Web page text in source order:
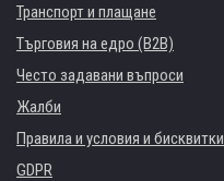
Транспорт и плащане
Търговия на едро (B2B)
Често задавани въпроси
Жалби
Правила и условия и бисквитки
GDPR